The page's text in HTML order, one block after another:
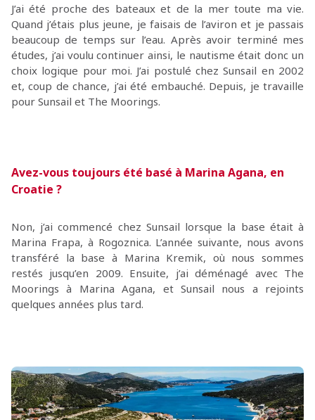
J’ai été proche des bateaux et de la mer toute ma vie.
Quand j’étais plus jeune, je faisais de l’aviron et je passais
beaucoup de temps sur l’eau. Après avoir terminé mes
études, j’ai voulu continuer ainsi, le nautisme était donc un
choix logique pour moi. J’ai postulé chez Sunsail en 2002
et, coup de chance, j’ai été embauché. Depuis, je travaille
pour Sunsail et The Moorings.
Avez-vous toujours été basé à Marina Agana, en
Croatie ?
Non, j’ai commencé chez Sunsail lorsque la base était à
Marina Frapa, à Rogoznica. L’année suivante, nous avons
transféré la base à Marina Kremik, où nous sommes
restés jusqu’en 2009. Ensuite, j’ai déménagé avec The
Moorings à Marina Agana, et Sunsail nous a rejoints
quelques années plus tard.